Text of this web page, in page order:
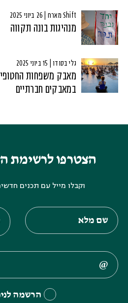
Shift מארח | 26 ביוני 2025
מנהיגות בונה תקווה
גלי בסודו | 15 ביוני 2025
מאבק משפחות
במאבקים חברתיים
הצטרפו לרשימת
וקבלו מייל עם תכנים
הרשמה